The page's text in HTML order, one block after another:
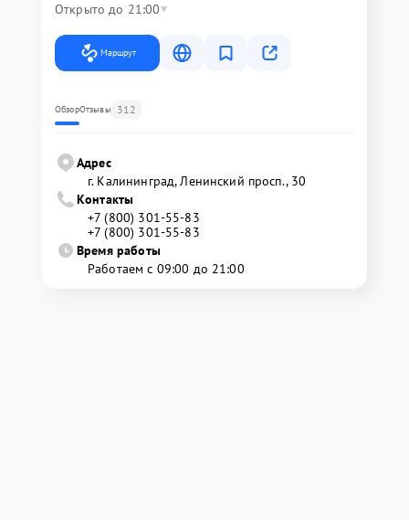
Открыто до 21:00
Маршрут
ОбзорОтзывы 312
Адрес
г. Калининград, Ленинский просп., 30
Контакты
+7 (800) 301-55-83
+7 (800) 301-55-83
Время работы
Работаем с 09:00 до 21:00